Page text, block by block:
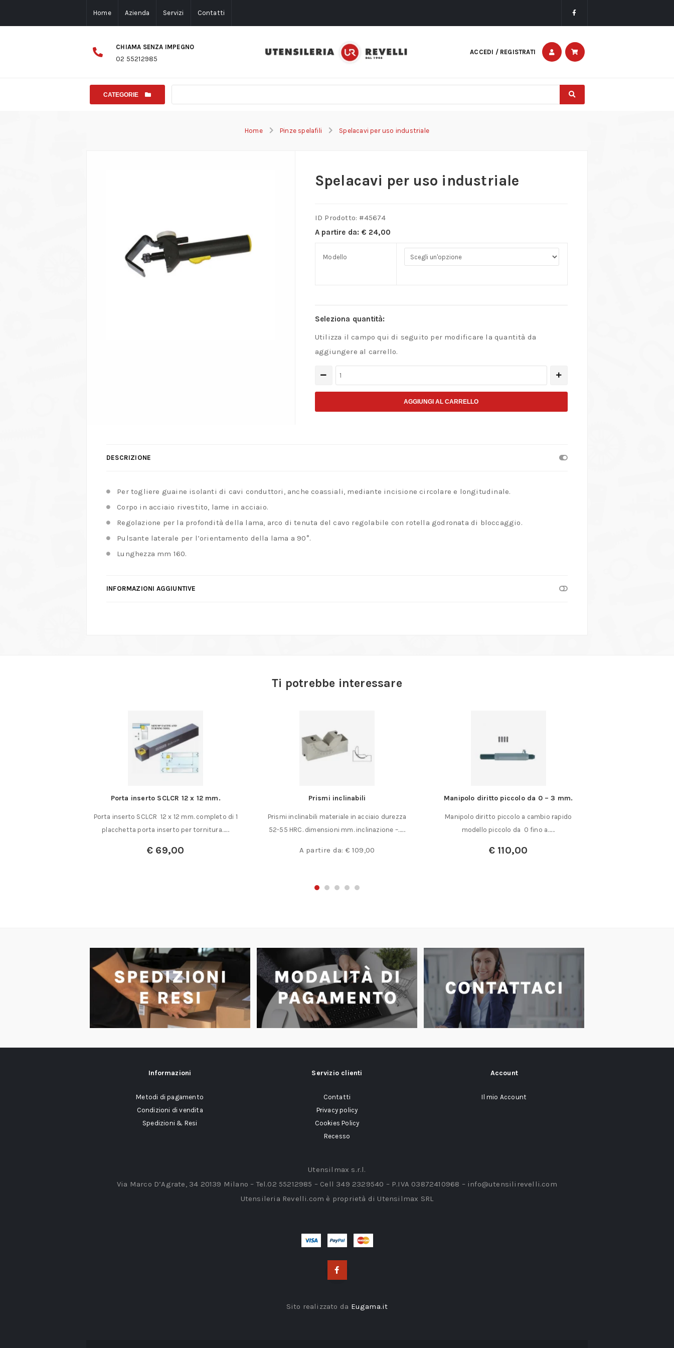
Home Azienda Servizi Contatti
CHIAMA SENZA IMPEGNO
02 55212985
ACCEDI / REGISTRATI
CATEGORIE
Home Pinze spelafili Spelacavi per uso industriale
Spelacavi per uso industriale
ID Prodotto: #45674
A partire da: € 24,00
Modello
Seleziona quantità:
Utilizza il campo qui di seguito per modificare la quantità da
aggiungere al carrello.
Spelacavi
AGGIUNGI AL CARRELLO
DESCRIZIONE
Per togliere guaine isolanti di cavi conduttori, anche coassiali, mediante incisione circolare e longitudinale.
Corpo in acciaio rivestito, lame in acciaio.
Regolazione per la profondità della lama, arco di tenuta del cavo regolabile con rotella godronata di bloccaggio.
Pulsante laterale per l’orientamento della lama a 90°.
Lunghezza mm 160.
INFORMAZIONI AGGIUNTIVE
Ti potrebbe interessare
Porta inserto SCLCR 12 x 12 mm.
Porta inserto SCLCR 12 x 12 mm. completo di 1
placchetta porta inserto per tornitura……
€ 69,00
Prismi inclinabili
Prismi inclinabili materiale in acciaio durezza
52-55 HRC. dimensioni mm. inclinazione –……
A partire da: € 109,00
Manipolo diritto piccolo da 0 – 3 mm.
Manipolo diritto piccolo a cambio rapido
modello piccolo da 0 fino a……
€ 110,00
Informazioni
Metodi di pagamento
Condizioni di vendita
Spedizioni & Resi
Servizio clienti
Contatti
Privacy policy
Cookies Policy
Recesso
Account
Il mio Account
Utensilmax s.r.l.
Via Marco D’Agrate, 34 20139 Milano – Tel.02 55212985 – Cell 349 2329540 – P.IVA 03872410968 – info@utensilirevelli.com
Utensileria Revelli.com è proprietà di Utensilmax SRL
Sito realizzato da Eugama.it